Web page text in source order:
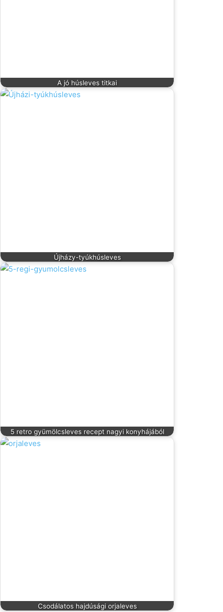
A jó húsleves titkai
Újházy-tyúkhúsleves
5 retro gyümölcsleves recept nagyi konyhájából
Csodálatos hajdúsági orjaleves